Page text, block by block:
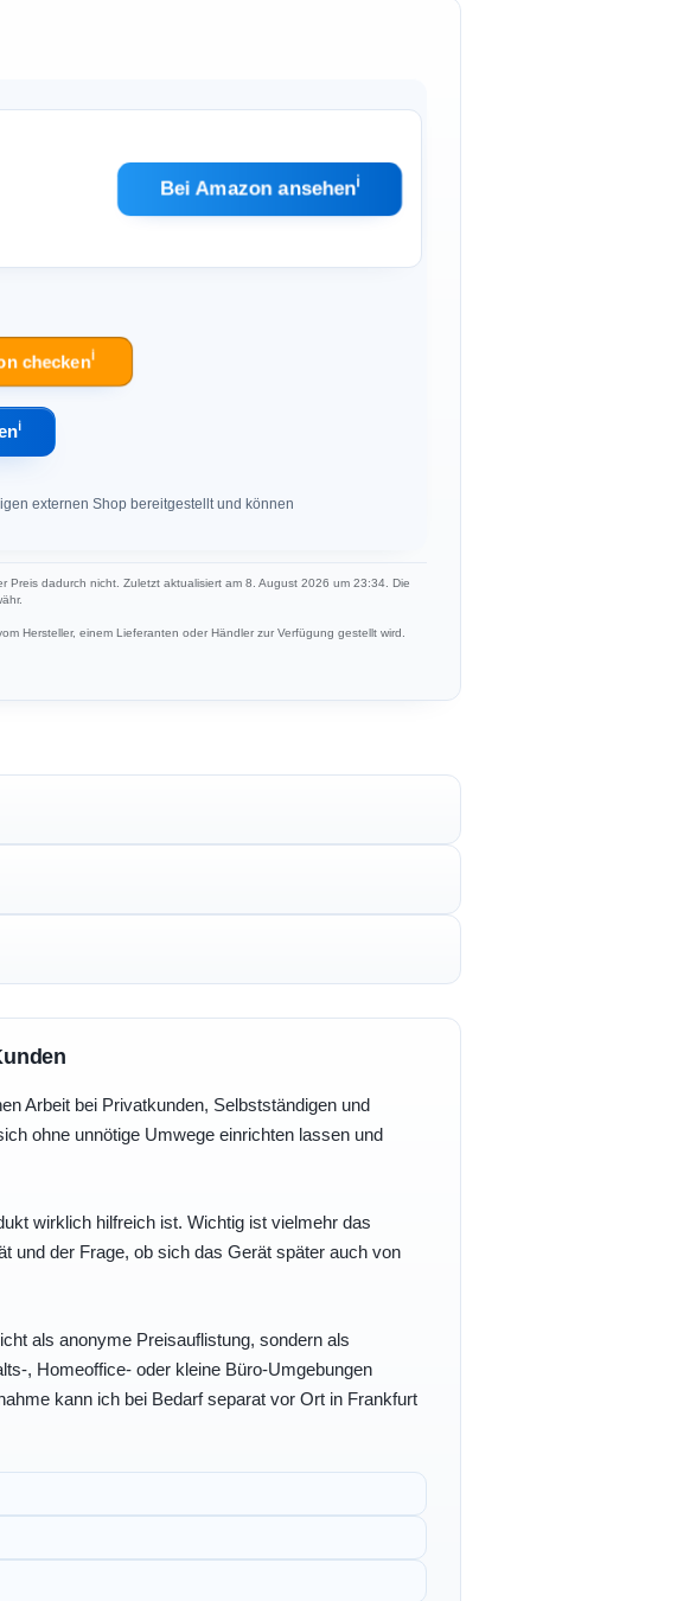
Bei Amazon ansehenℹ︎
checkenℹ︎
ℹ︎
externen Shop bereitgestellt und können
dadurch nicht. Zuletzt aktualisiert am 8. August 2026 um 23:34. Die
Hersteller, einem Lieferanten oder Händler zur Verfügung gestellt wird.
Arbeit bei Privatkunden, Selbstständigen und
ohne unnötige Umwege einrichten lassen und
wirklich hilfreich ist. Wichtig ist vielmehr das
und der Frage, ob sich das Gerät später auch von
als anonyme Preisauflistung, sondern als
, Homeoffice- oder kleine Büro-Umgebungen
kann ich bei Bedarf separat vor Ort in Frankfurt